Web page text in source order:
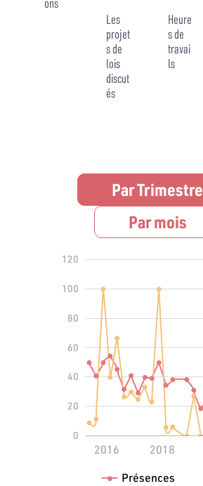
Les
projet
s de
lois
discut
és
Heure
s de
travai
ls
Par Trimestre
Par mois
100
0
20
40
60
80
100
120
20142016 2018
2022
Présences